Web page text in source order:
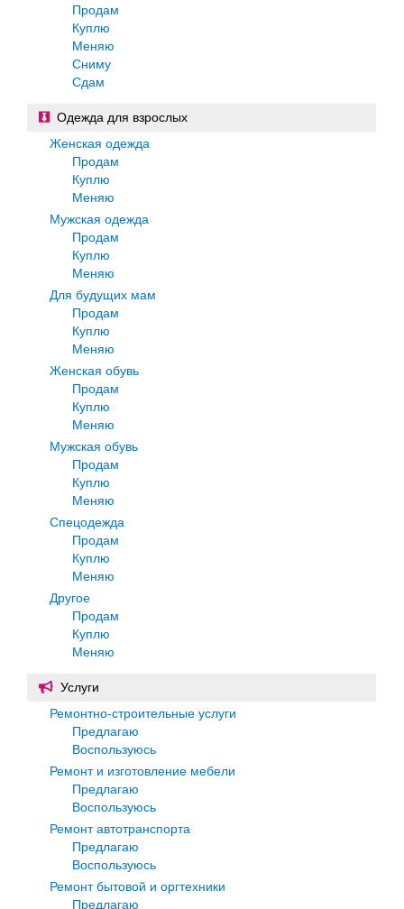
Продам
Куплю
Меняю
Сниму
Сдам
Одежда для взрослых
Женская одежда
Продам
Куплю
Меняю
Мужская одежда
Продам
Куплю
Меняю
Для будущих мам
Продам
Куплю
Меняю
Женская обувь
Продам
Куплю
Меняю
Мужская обувь
Продам
Куплю
Меняю
Спецодежда
Продам
Куплю
Меняю
Другое
Продам
Куплю
Меняю
Услуги
Ремонтно-строительные услуги
Предлагаю
Воспользуюсь
Ремонт и изготовление мебели
Предлагаю
Воспользуюсь
Ремонт автотранспорта
Предлагаю
Воспользуюсь
Ремонт бытовой и оргтехники
Предлагаю